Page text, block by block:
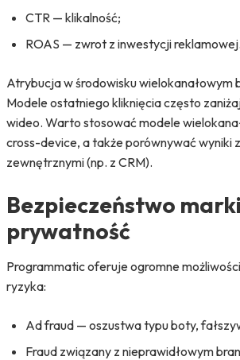
CTR — klikalność;
ROAS — zwrot z inwestycji reklamowej.
Atrybucja w środowisku wielokanałowym
Modele ostatniego kliknięcia często
wideo. Warto stosować modele
cross-device, a także porównywać wyniki
zewnętrznymi (np. z CRM).
Bezpieczeństwo
prywatność
Programmatic oferuje ogromne
ryzyka:
Ad fraud — oszustwa typu boty,
Fraud związany z nieprawidłowym